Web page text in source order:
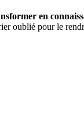
en
oublié pour le